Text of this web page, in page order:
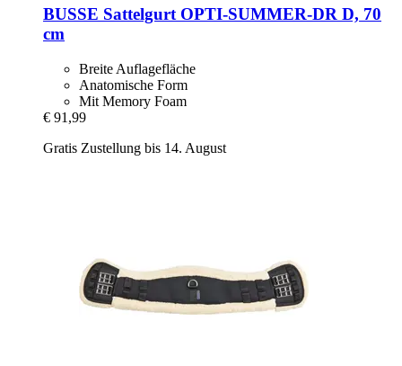
BUSSE Sattelgurt OPTI-​SUMMER-​DR D, 70
cm
Breite Auflagefläche
Anatomische Form
Mit Memory Foam
€ 91,99
Gratis Zustellung bis 14. August